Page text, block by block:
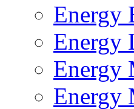
Energy
Energy
Energy
Energy